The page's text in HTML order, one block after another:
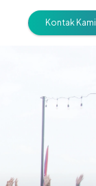
Kontak Kami